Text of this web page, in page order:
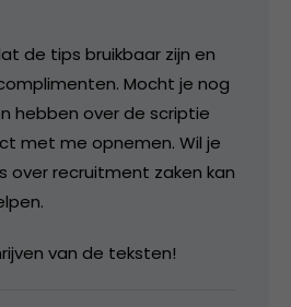
de tips bruikbaar zijn en
Mocht je nog
hebben over de scriptie
met me opnemen. Wil je
over recruitment zaken kan
van de teksten!